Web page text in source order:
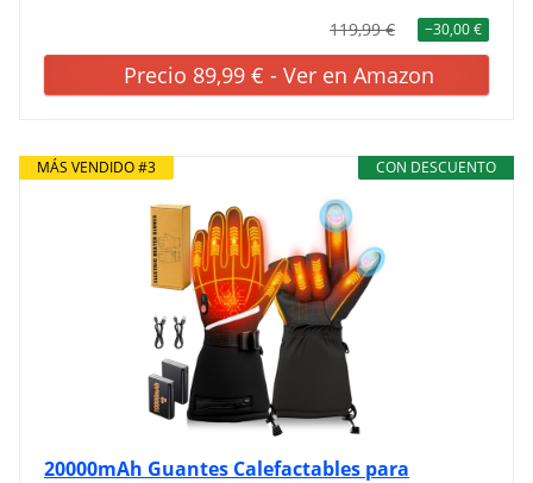
119,99 € −30,00 €
Precio 89,99 € - Ver en Amazon
CON DESCUENTO
MÁS VENDIDO #3
20000mAh Guantes Calefactables para